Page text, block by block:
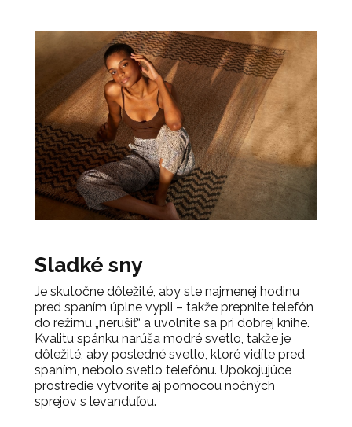
Sladké sny
Je skutočne dôležité, aby ste najmenej hodinu
pred spaním úplne vypli – takže prepnite telefón
do režimu „nerušiť“ a uvolnite sa pri dobrej knihe.
Kvalitu spánku narúša modré svetlo, takže je
dôležité, aby posledné svetlo, ktoré vidíte pred
spaním, nebolo svetlo telefónu. Upokojujúce
prostredie vytvoríte aj pomocou nočných
sprejov s levanduľou.